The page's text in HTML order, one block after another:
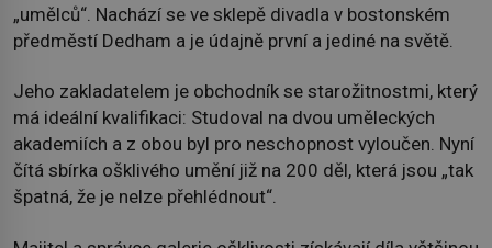
„umělců“. Nachází se ve sklepě divadla v bostonském
předměstí Dedham a je údajně první a jediné na světě.
Jeho zakladatelem je obchodník se starožitnostmi, který
má ideální kvalifikaci: Studoval na dvou uměleckých
akademiích a z obou byl pro neschopnost vyloučen. Nyní
čítá sbírka ošklivého umění již na 200 děl, která jsou „tak
špatná, že je nelze přehlédnout“.